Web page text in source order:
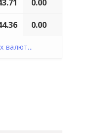
0.00
0.00
валют...